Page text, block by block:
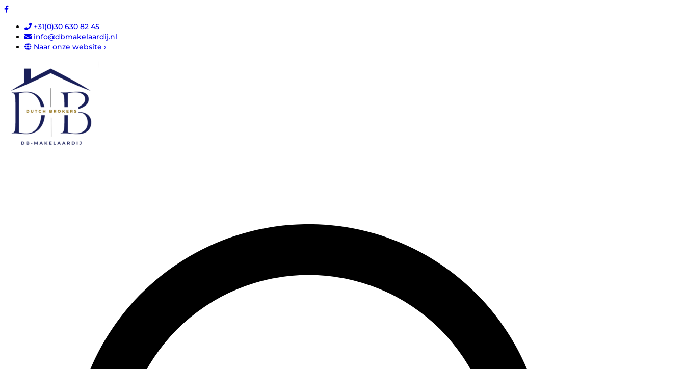
+31(0)30 630 82 45
info@dbmakelaardij.nl
Naar onze website ›